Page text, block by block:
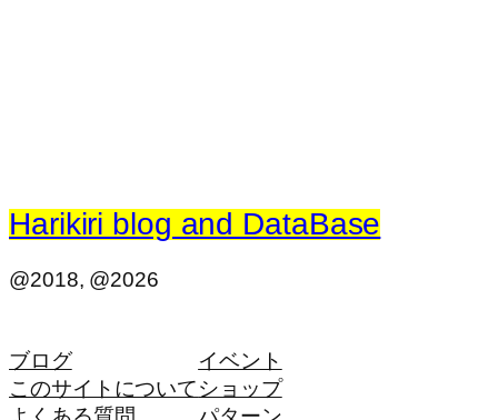
Harikiri blog and DataBase
@2018, @2026
ブログ
このサイトについて
イベント
ショップ